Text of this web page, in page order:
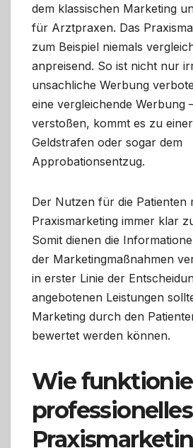
dem klassischen Marketing
für Arztpraxen. Das
zum Beispiel niemals
anpreisend. So ist nicht nur
unsachliche Werbung
eine vergleichende Werbung
verstoßen, kommt es zu
Geldstrafen oder sogar dem
Approbationsentzug.
Der Nutzen für die Patienten
Praxismarketing immer klar
Somit dienen die
der Marketingmaßnahmen
in erster Linie der
angebotenen Leistungen
Marketing durch den
bewertet werden können.
Wie
professionelles